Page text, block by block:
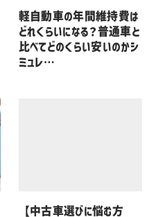
軽自動車の年間維持費は
どれくらいになる？普通車と
比べてどのくらい安いのかシ
ミュレ…
【中古車選びに悩む方